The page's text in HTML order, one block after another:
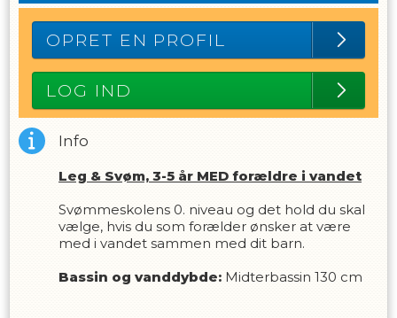
OPRET EN PROFIL
LOG IND
Info
Leg & Svøm, 3-5 år MED forældre i vandet
Svømmeskolens 0. niveau og det hold du skal
vælge, hvis du som forælder ønsker at være
med i vandet sammen med dit barn.
Bassin og vanddybde: Midterbassin 130 cm